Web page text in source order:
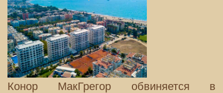
Конор МакГрегор обвиняется в